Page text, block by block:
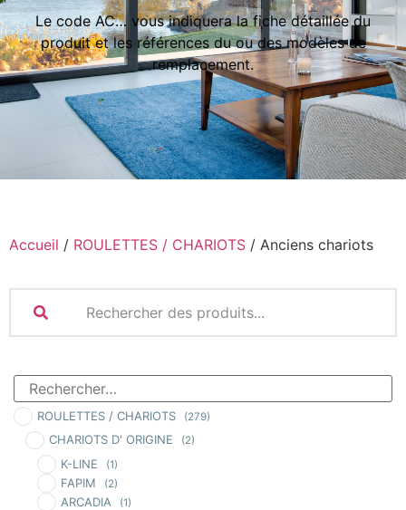
Le code AC… vous indiquera la fiche détaillée du
produit et les références du ou des modèles de
remplacement.
Accueil / ROULETTES / CHARIOTS / Anciens chariots
ROULETTES / CHARIOTS (279)
CHARIOTS D' ORIGINE (2)
K-LINE (1)
FAPIM (2)
ARCADIA (1)